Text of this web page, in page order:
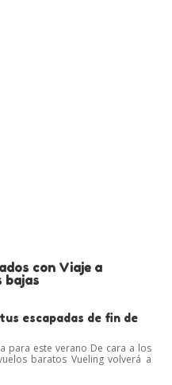
con Viaje a
bajas
escapadas de fin de
para este verano De cara a los
baratos Vueling volverá a